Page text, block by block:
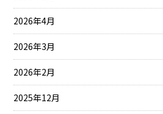
2026年4月
2026年3月
2026年2月
2025年12月